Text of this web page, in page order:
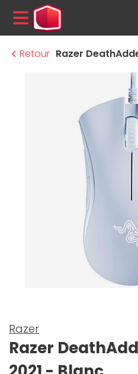
MENU
Retour Razer
Razer
Razer